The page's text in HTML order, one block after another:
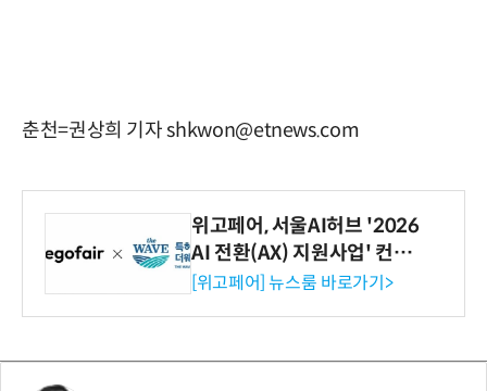
춘천=권상희 기자 shkwon@etnews.com
위고페어, 서울AI허브 '2026
AI 전환(AX) 지원사업' 컨소
시엄 선정
[위고페어] 뉴스룸 바로가기>